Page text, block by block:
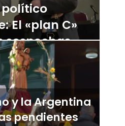
El «plan C»
sospechas
movida de
inesperada
y la Argentina
pendientes